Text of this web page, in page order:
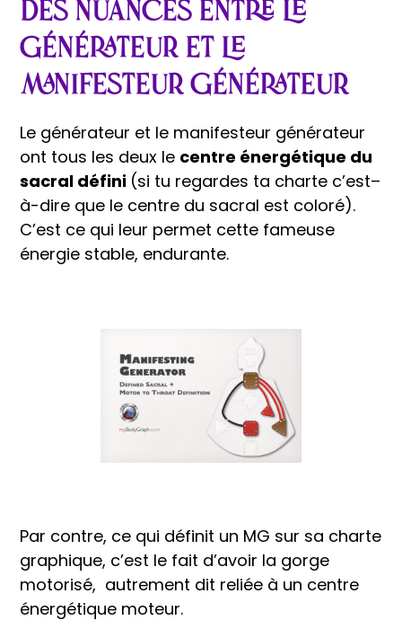
Des nuances entre le
générateur et le
manifesteur générateur
Le générateur et le manifesteur générateur
ont tous les deux le centre énergétique du
sacral défini (si tu regardes ta charte c’est–
à-dire que le centre du sacral est coloré).
C’est ce qui leur permet cette fameuse
énergie stable, endurante.
Par contre, ce qui définit un MG sur sa charte
graphique, c’est le fait d’avoir la gorge
motorisé, autrement dit reliée à un centre
énergétique moteur.